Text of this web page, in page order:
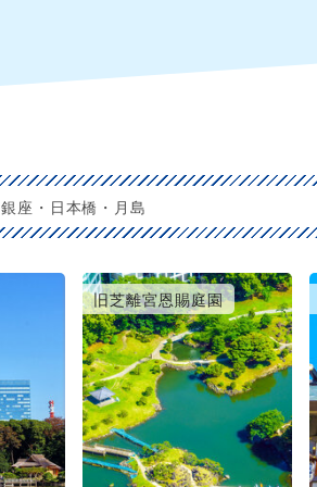
銀座・日本橋・月島
旧芝離宮恩賜庭園